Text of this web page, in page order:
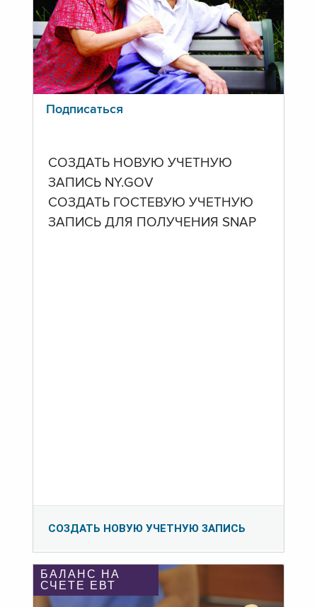
Подписаться
СОЗДАТЬ НОВУЮ УЧЕТНУЮ
ЗАПИСЬ NY.GOV
СОЗДАТЬ ГОСТЕВУЮ УЧЕТНУЮ
ЗАПИСЬ ДЛЯ ПОЛУЧЕНИЯ SNAP
СОЗДАТЬ НОВУЮ УЧЕТНУЮ ЗАПИСЬ
БАЛАНС НА
СЧЕТЕ ЕВТ